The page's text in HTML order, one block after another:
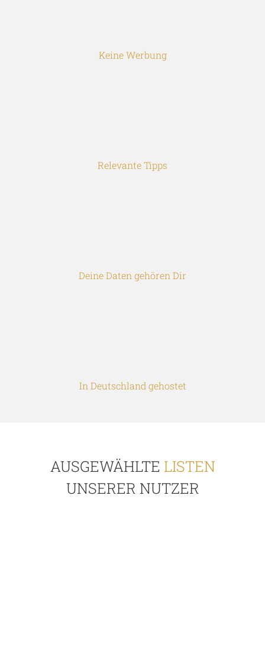
Keine Werbung
Relevante Tipps
Deine Daten gehören Dir
In Deutschland gehostet
AUSGEWÄHLTE LISTEN
UNSERER NUTZER